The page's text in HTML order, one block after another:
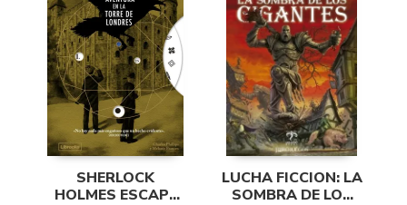
SHERLOCK
HOLMES ESCAPE
LUCHA FICCION: LA
SOMBRA DE LOS